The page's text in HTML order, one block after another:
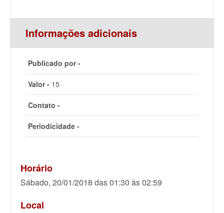
Informações adicionais
Publicado por -
Valor - 15
Contato -
Periodicidade -
Horário
Sábado, 20/01/2018 das 01:30 às 02:59
Local